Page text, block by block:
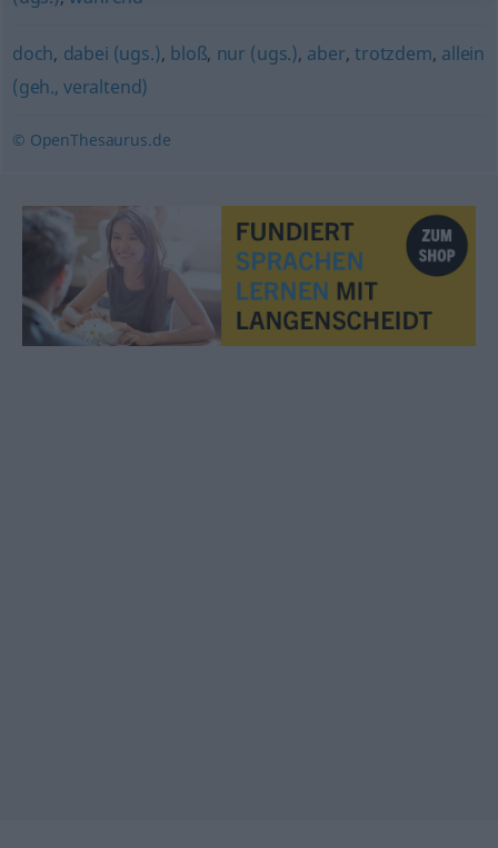
doch, dabei (ugs.), bloß, nur (ugs.), aber, trotzdem, allein
(geh., veraltend)
© OpenThesaurus.de